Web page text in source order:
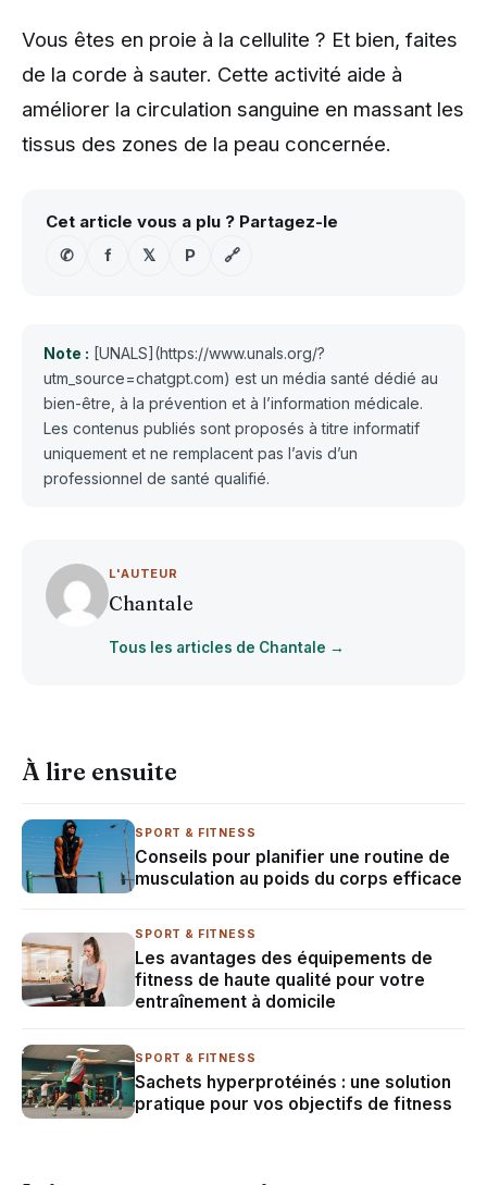
Vous êtes en proie à la cellulite ? Et bien, faites
de la corde à sauter. Cette activité aide à
améliorer la circulation sanguine en massant les
tissus des zones de la peau concernée.
Cet article vous a plu ? Partagez-le
✆
f 𝕏 P 🔗
Note : [UNALS](https://www.unals.org/?
utm_source=chatgpt.com) est un média santé dédié au
bien-être, à la prévention et à l’information médicale.
Les contenus publiés sont proposés à titre informatif
uniquement et ne remplacent pas l’avis d’un
professionnel de santé qualifié.
L'AUTEUR
Chantale
Tous les articles de Chantale →
À lire ensuite
SPORT & FITNESS
Conseils pour planifier une routine de
musculation au poids du corps efficace
SPORT & FITNESS
Les avantages des équipements de
fitness de haute qualité pour votre
entraînement à domicile
SPORT & FITNESS
Sachets hyperprotéinés : une solution
pratique pour vos objectifs de fitness